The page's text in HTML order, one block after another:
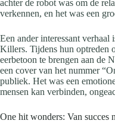
achter de robot was om de
verkennen, en het was een
Een ander interessant
Killers. Tijdens hun optreden
eerbetoon te brengen aan de
een cover van het nummer
publiek. Het was een
mensen kan verbinden,
One hit wonders: Van succes